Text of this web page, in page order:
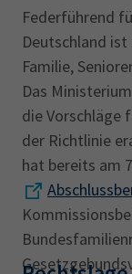
Federführend
Deutschland
Familie,
Das
die Vorschläge
der Richtlinie
hat bereits am